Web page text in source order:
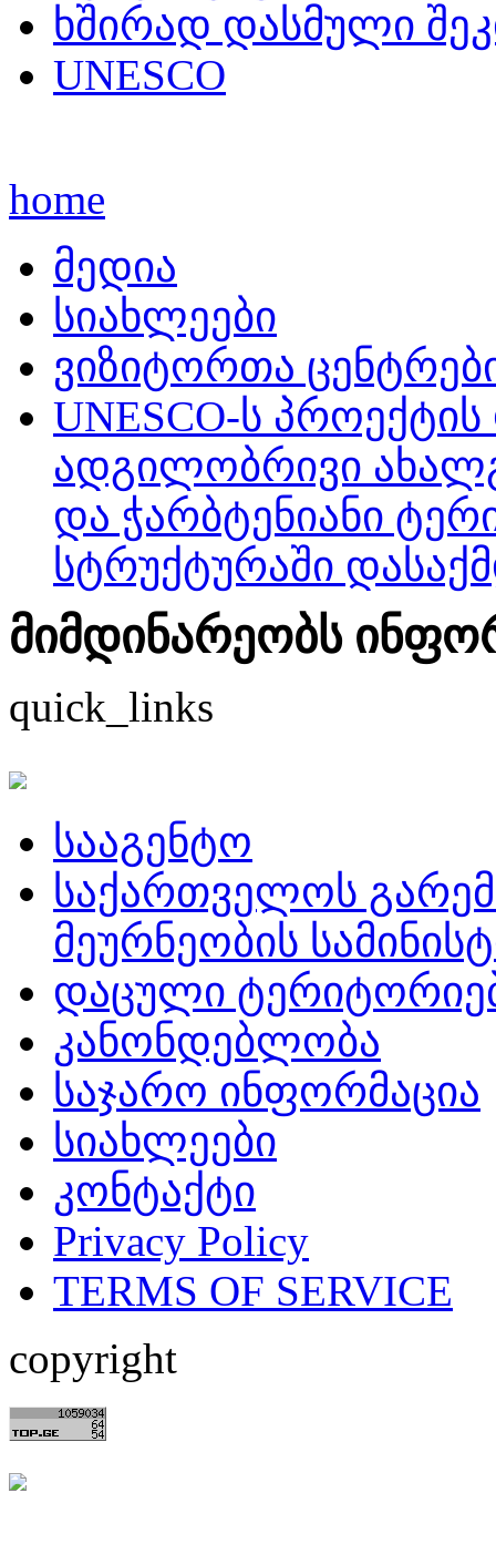
ხშირად დასმული
UNESCO
home
მედია
სიახლეები
ვიზიტორთა
UNESCO-ს
ადგილობრივი
და ჭარბტენიანი
სტრუქტურაში
მიმდინარეობს
quick_links
სააგენტო
საქართველოს
მეურნეობის
დაცული
კანონდებლობა
საჯარო ინფორმაცია
სიახლეები
კონტაქტი
Privacy Policy
TERMS OF SERVICE
copyright